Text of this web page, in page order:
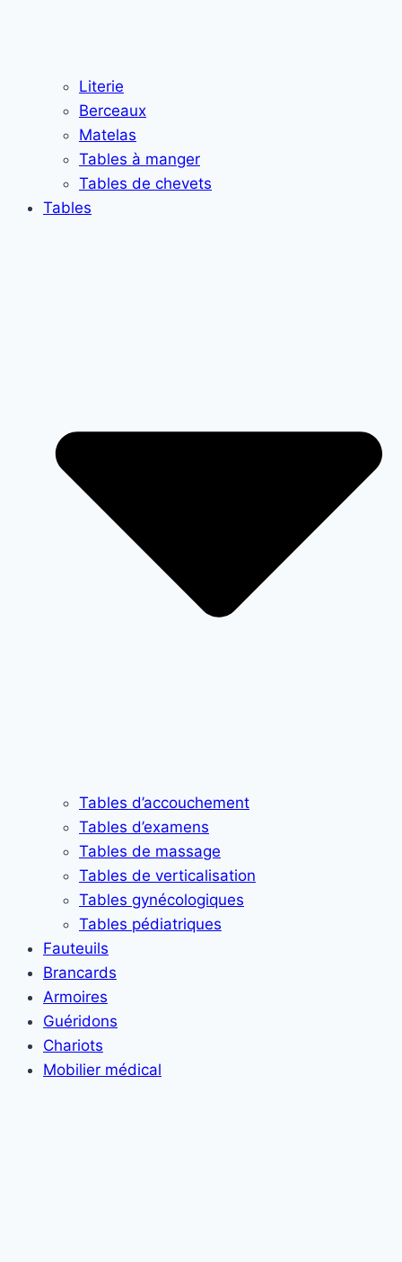
Literie
Berceaux
Matelas
Tables à manger
Tables de chevets
Tables
Tables d’accouchement
Tables d’examens
Tables de massage
Tables de verticalisation
Tables gynécologiques
Tables pédiatriques
Fauteuils
Brancards
Armoires
Guéridons
Chariots
Mobilier médical